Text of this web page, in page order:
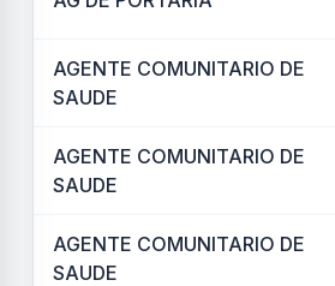
AGENTE COMUNITARIO DE
SAUDE
AGENTE COMUNITARIO DE
SAUDE
AGENTE COMUNITARIO DE
SAUDE